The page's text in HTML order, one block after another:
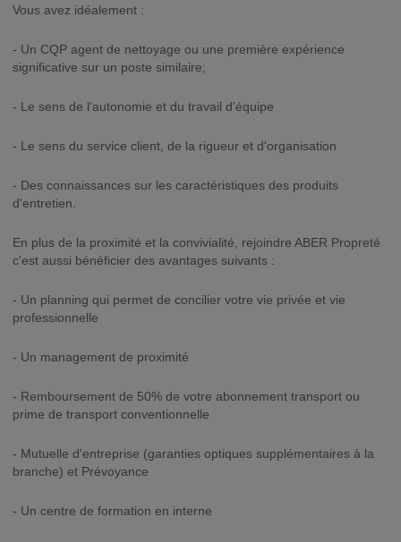
Vous avez idéalement :
- Un CQP agent de nettoyage ou une première expérience
significative sur un poste similaire;
- Le sens de l'autonomie et du travail d'équipe
- Le sens du service client, de la rigueur et d'organisation
- Des connaissances sur les caractéristiques des produits
d'entretien.
En plus de la proximité et la convivialité, rejoindre ABER Propreté
c'est aussi bénéficier des avantages suivants :
- Un planning qui permet de concilier votre vie privée et vie
professionnelle
- Un management de proximité
- Remboursement de 50% de votre abonnement transport ou
prime de transport conventionnelle
- Mutuelle d'entreprise (garanties optiques supplémentaires à la
branche) et Prévoyance
- Un centre de formation en interne